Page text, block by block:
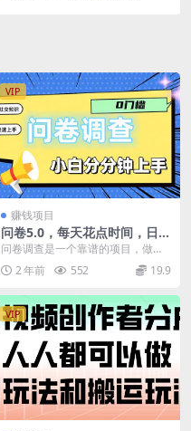
VIP
赚钱项目
问卷5.0，每天花点时间，日入
100＋多做多得，操作简单适
问卷调查是一个靠谱的项目，做着
很简单，就是用手机或电脑填一下
问卷，靠劳动搬砖赚钱...
2 年前 552 19.9
VIP